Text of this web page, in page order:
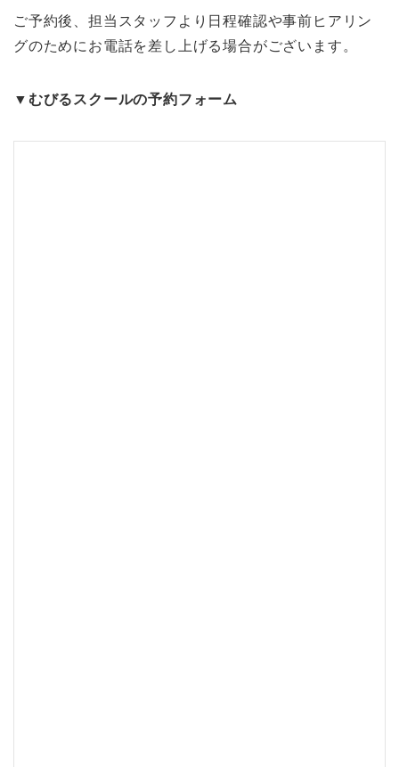
ご予約後、担当スタッフより日程確認や事前ヒアリン
グのためにお電話を差し上げる場合がございます。
▼むびるスクールの予約フォーム